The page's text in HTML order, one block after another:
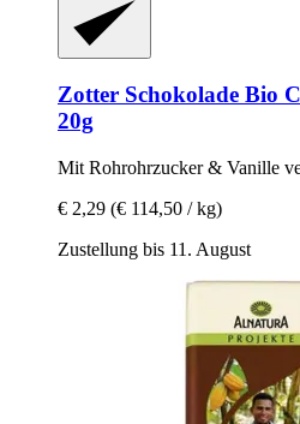
Zotter Schokolade Bio
20g
Mit Rohrohrzucker & Vanille
€ 2,29 (€ 114,50 / kg)
Zustellung bis 11. August